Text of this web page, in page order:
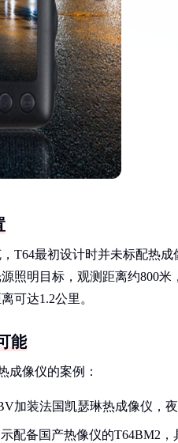
T64最初设计时并未标配热
照明目标，观测距离约800
可达1.2公里。
能
成像仪的案例：
加装法国凯瑟琳热成像仪，
示配备国产热像仪的T64BM2